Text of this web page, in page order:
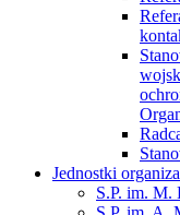
Jednostki
S.P. im. M.